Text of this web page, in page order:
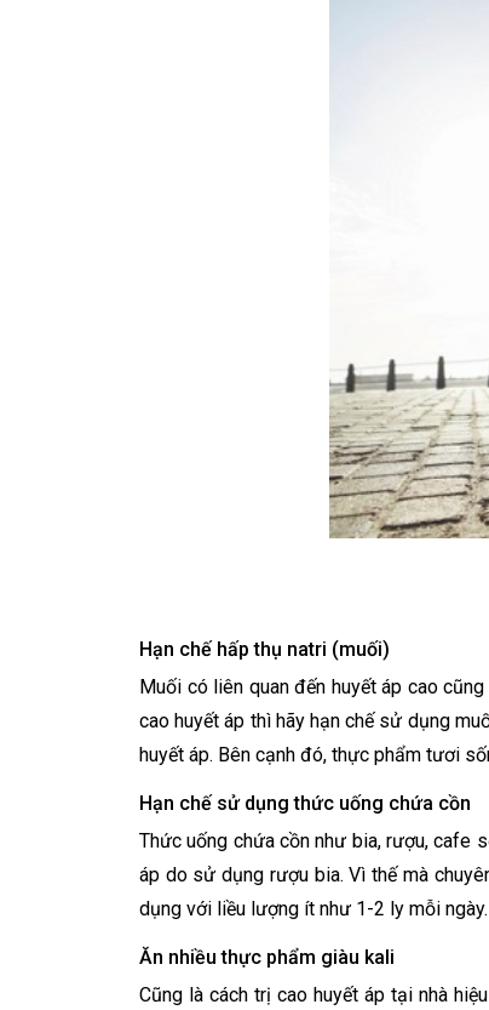
Hạn chế hấp thụ natri (muối)
Muối có liên quan đến huyết áp cao
cao huyết áp thì hãy hạn chế sử dụng
huyết áp. Bên cạnh đó, thực phẩm tươi
Hạn chế sử dụng thức uống chứa cồn
Thức uống chứa cồn như bia, rượu, cafe
áp do sử dụng rượu bia. Vì thế mà
dụng với liều lượng ít như 1-2 ly mỗi ngày.
Ăn nhiều thực phẩm giàu kali
Cũng là cách trị cao huyết áp tại nhà